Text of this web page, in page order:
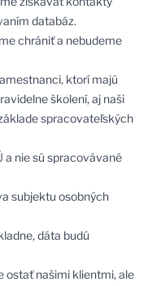
databáz.
chrániť a nebudeme
ktorí majú
školení, aj naši
spracovateľských
a nie sú spracovávané
subjektu osobných
dáta budú
ostať našimi klientmi, ale